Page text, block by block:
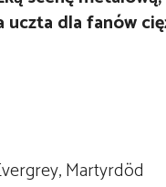
uczta dla fanów
Martyrdöd